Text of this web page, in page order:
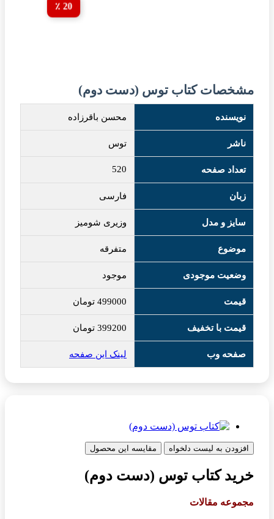
20 ٪
مشخصات کتاب توس (دست دوم)
نویسنده محسن باقرزاده
ناشر توس
تعداد صفحه 520
زبان فارسی
سایز و مدل وزیری شومیز
موضوع متفرقه
وضعیت موجودی موجود
قیمت 499000 تومان
قیمت با تخفیف 399200 تومان
صفحه وب لینک این صفحه
افزودن به لیست دلخواه مقایسه این محصول
خرید کتاب توس (دست دوم)
مجموعه مقالات